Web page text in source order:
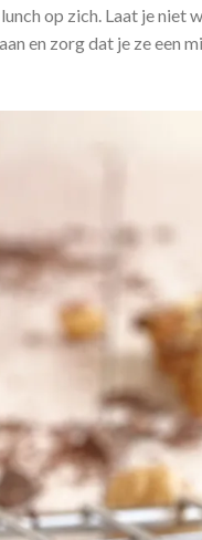
op zich. Laat je niet
en zorg dat je ze een